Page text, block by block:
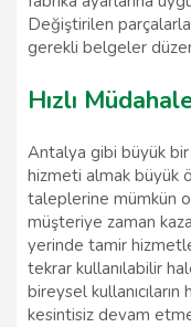
Değiştirilen
gerekli belgeler
Hızlı
Antalya gibi büyük bir
hizmeti almak büyük
taleplerine mümkün
müşteriye zaman
yerinde tamir
tekrar kullanılabilir
bireysel kullanıcıların
kesintisiz devam